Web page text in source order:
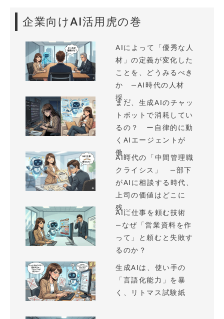
企業向けAI活用虎の巻
AIによって「優秀な人
材」の定義が変化した
ことを、どうみるべき
か —AI時代の人材
採...
まだ、生成AIのチャッ
トボットで消耗してい
るの？ ー自律的に動
くAIエージェントが
働...
AI時代の「中間管理職
クライシス」 —部下
がAIに相談する時代、
上司の価値はどこに
残...
AIに仕事を頼む技術
—なぜ「営業資料を作
って」と頼むと失敗す
るのか？
生成AIは、使い手の
「言語化能力」を暴
く、リトマス試験紙